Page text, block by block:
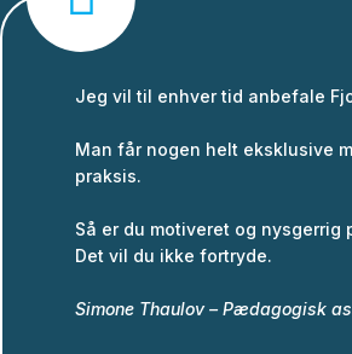
Jeg vil til enhver tid anbefale
Man får nogen helt eksklusive
praksis.
Så er du motiveret og
Det vil du ikke fortryde.
Simone Thaulov – Pædagogisk